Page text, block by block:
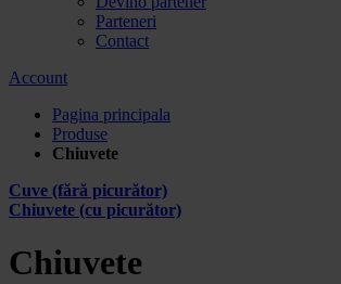
Parteneri
Contact
Account
Pagina principala
Produse
Chiuvete
Cuve (fără picurător)
Chiuvete (cu picurător)
Chiuvete